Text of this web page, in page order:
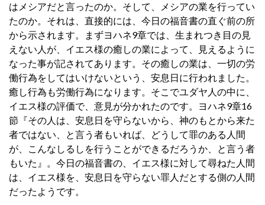
はメシアだと言ったのか。そして、メシアの業を行ってい
たのか。それは、直接的には、今日の福音書の直ぐ前の所
から示されます。まずヨハネ9章では、生まれつき目の見
えない人が、イエス様の癒しの業によって、見えるように
なった事が記されてあります。その癒しの業は、一切の労
働行為をしてはいけないという、安息日に行われました。
癒し行為も労働行為になります。そこでユダヤ人の中に、
イエス様の評価で、意見が分かれたのです。ヨハネ9章16
節『その人は、安息日を守らないから、神のもとから来た
者ではない、と言う者もいれば、どうして罪のある人間
が、こんなしるしを行うことができるだろうか、と言う者
もいた』。今日の福音書の、イエス様に対して尋ねた人間
は、イエス様を、安息日を守らない罪人だとする側の人間
だったようです。